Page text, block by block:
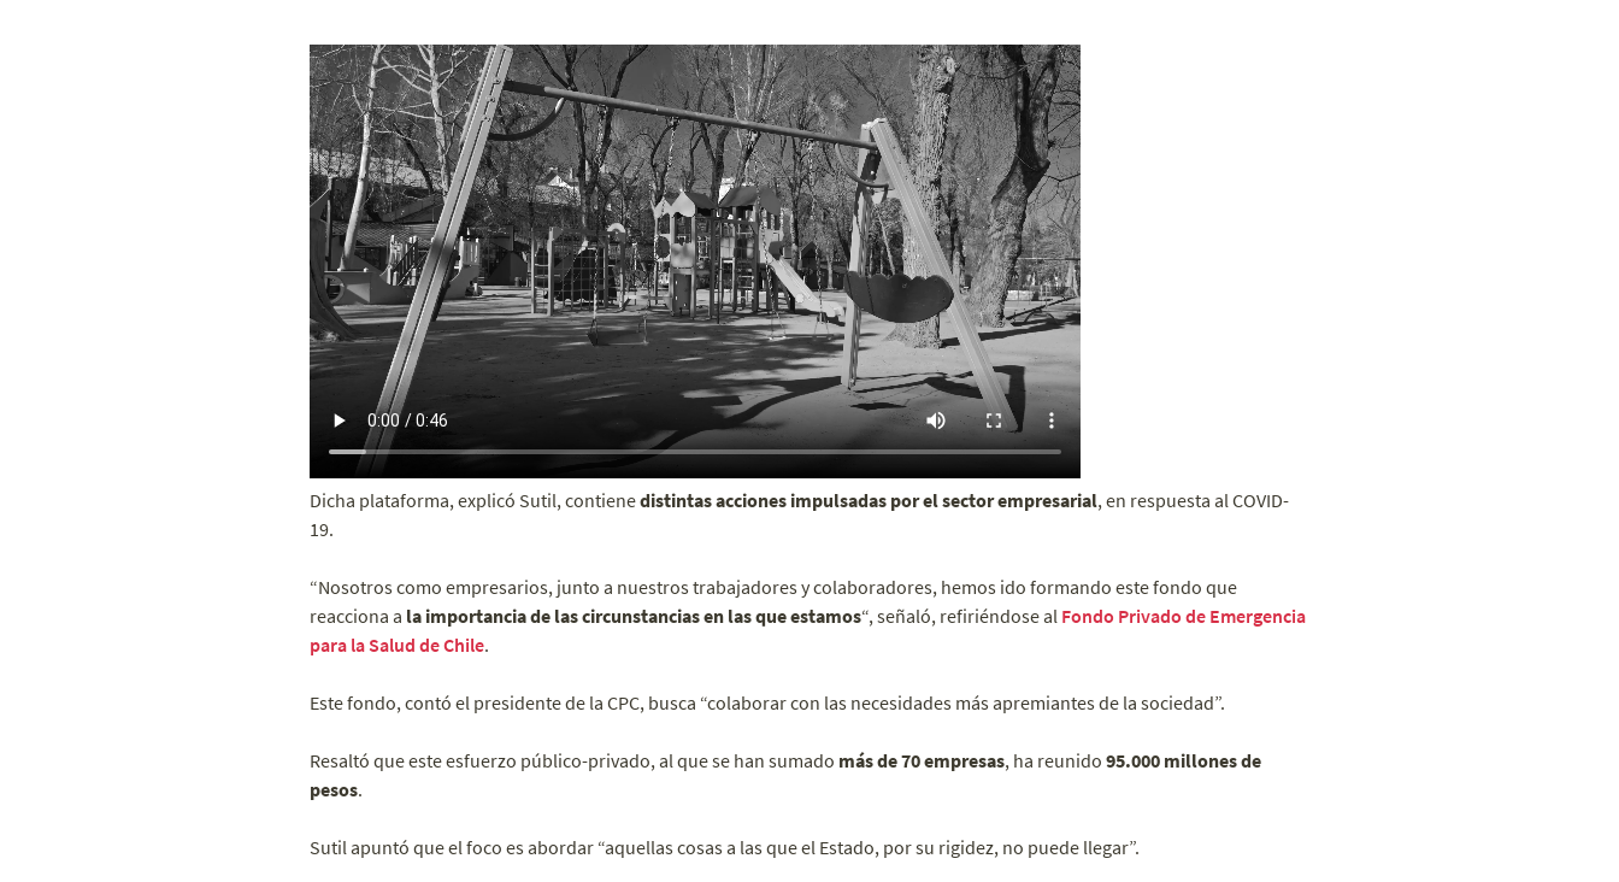
Dicha plataforma, explicó Sutil, contienedistintas acciones impulsadas por el sector empresarial, en respuesta al COVID-
19.
“Nosotros como empresarios, junto a nuestros trabajadores y colaboradores, hemos ido formando este fondo que
reacciona a la importancia de las circunstancias en las que estamos“, señaló, refiriéndose al Fondo Privado de Emergencia
para la Salud de Chile.
Este fondo, contó el presidente de la CPC, busca “colaborar con las necesidades más apremiantes de la sociedad”.
Resaltó que este esfuerzo público-privado, al que se han sumado más de 70 empresas, ha reunido 95.000 millones de
pesos.
Sutil apuntó que el foco es abordar “aquellas cosas a las que el Estado, por su rigidez, no puede llegar”.